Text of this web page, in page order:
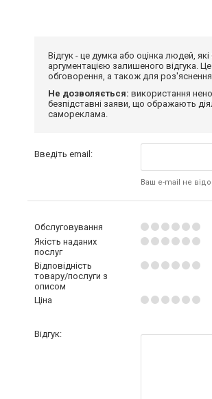
Відгук - це думка або оцінка людей,
аргументацією залишеного відгука.
обговорення, а також для роз'яснення
Не дозволяється: використання
безпідставні заяви, що ображають
самореклама.
Введіть email:
Ваш e-mail не
Обслуговування
Якість наданих
послуг
Відповідність
товару/послуги з
описом
Ціна
Відгук: